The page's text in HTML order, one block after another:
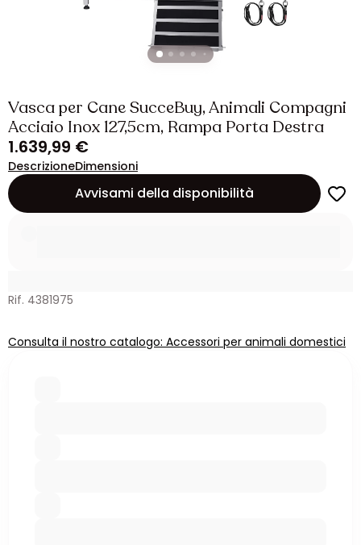
Vasca per Cane SucceBuy, Animali Compagni
Acciaio Inox 127,5cm, Rampa Porta Destra
1.639,99 €
DescrizioneDimensioni
Avvisami della disponibilità
Rif. 4381975
Consulta il nostro catalogo: Accessori per animali domestici